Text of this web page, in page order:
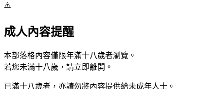
⚠️
成人內容提醒
本部落格內容僅限年滿十八歲者瀏覽。
若您未滿十八歲，請立即離開。
已滿十八歲者，亦請勿將內容提供給未成年人士。